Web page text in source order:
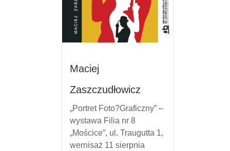
Maciej
Zaszczudłowicz
„Portret Foto?Graficzny” –
wystawa Filia nr 8
„Mościce”, ul. Traugutta 1,
wernisaż 11 sierpnia